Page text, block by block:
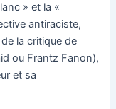
» et la «
antiraciste,
la critique de
ou Frantz Fanon),
et sa